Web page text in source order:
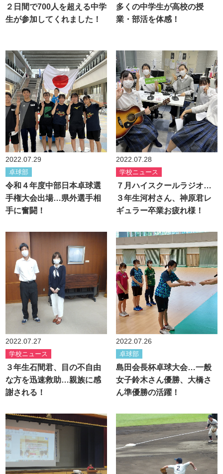
２日間で700人を超える中学
生が参加してくれました！
多くの中学生が高校の授
業・部活を体感！
2022.07.29
卓球部
令和４年度中部日本卓球選
手権大会出場…県外選手相
手に奮闘！
2022.07.28
学校ニュース
７月ハイスクールラジオ…
３年生河村さん、神原君レ
ギュラー卒業お疲れ様！
2022.07.27
学校ニュース
３年生石間君、目の不自由
な方を迅速救助…親族に感
謝される！
2022.07.26
卓球部
島田会長杯卓球大会…一般
女子鈴木さん優勝、大橋さ
ん準優勝の活躍！